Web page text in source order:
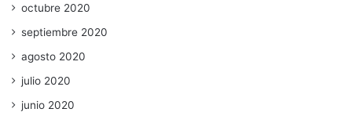
octubre 2020
septiembre 2020
agosto 2020
julio 2020
junio 2020